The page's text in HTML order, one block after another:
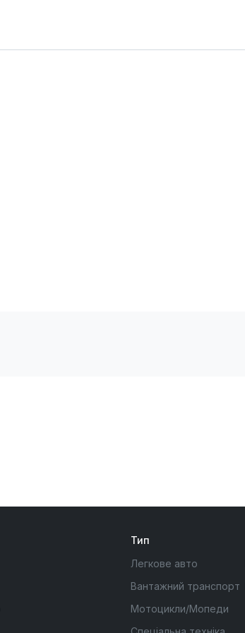
Тип
Легкове авто
Вантажний транспорт
Мотоцикли/Мопеди